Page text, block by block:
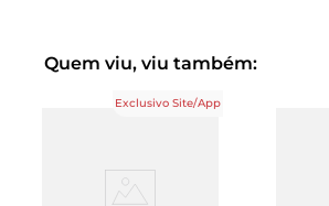
Quem viu, viu também:
Exclusivo Site/App